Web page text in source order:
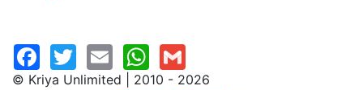
© Kriya Unlimited | 2010 - 2026